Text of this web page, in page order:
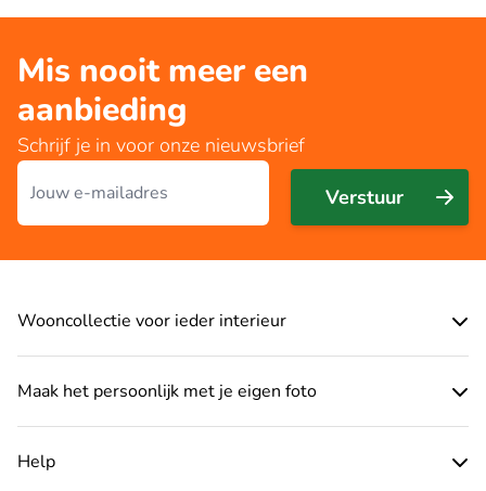
Mis nooit meer een
aanbieding
Schrijf je in voor onze nieuwsbrief
E-mailadres
Verstuur
Wooncollectie voor ieder interieur
Maak het persoonlijk met je eigen foto
Help